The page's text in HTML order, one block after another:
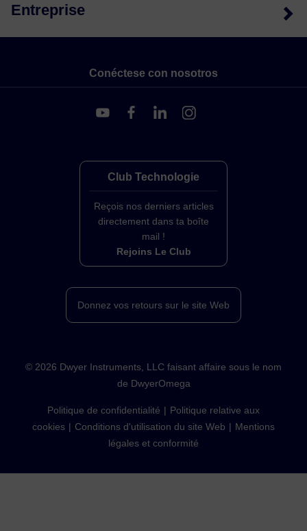
Entreprise
Conéctese con nosotros
Club Technologie
Reçois nos derniers articles
directement dans ta boîte
mail !
Rejoins Le Club
Donnez vos retours sur le site Web
© 2026 Dwyer Instruments, LLC faisant affaire sous le nom
de DwyerOmega
Politique de confidentialité
Politique relative aux
cookies
Conditions d'utilisation du site Web
Mentions
légales et conformité